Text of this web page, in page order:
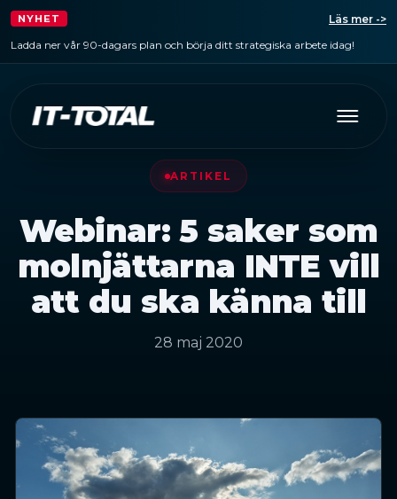
NYHET
Ladda ner vår 90-dagars plan och börja ditt strategiska arbete idag!
Läs mer ->
ARTIKEL
Webinar: 5 saker som
molnjättarna INTE vill
att du ska känna till
28 maj 2020